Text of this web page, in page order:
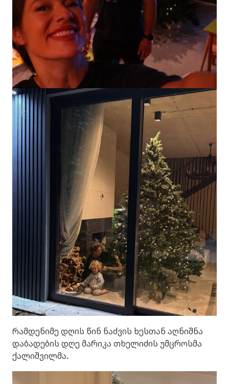
რამდენიმე დღის წინ ნაძვის ხესთან აღნიშნა
დაბადების დღე მარიკა თხელიძის უმცროსმა
ქალიშვილმა.